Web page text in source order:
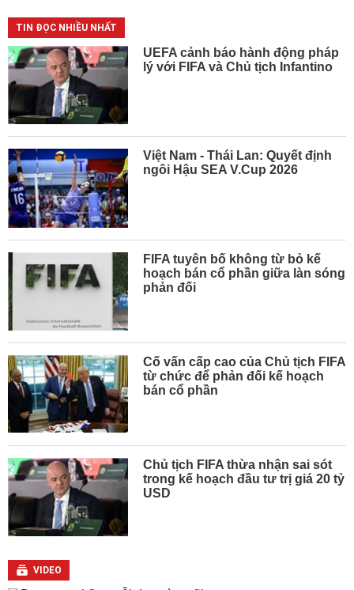
TIN ĐỌC NHIỀU NHẤT
UEFA cảnh báo hành động pháp
lý với FIFA và Chủ tịch Infantino
Việt Nam - Thái Lan: Quyết định
ngôi Hậu SEA V.Cup 2026
FIFA tuyên bố không từ bỏ kế
hoạch bán cổ phần giữa làn sóng
phản đối
Cố vấn cấp cao của Chủ tịch FIFA
từ chức để phản đối kế hoạch
bán cổ phần
Chủ tịch FIFA thừa nhận sai sót
trong kế hoạch đầu tư trị giá 20 tỷ
USD
VIDEO